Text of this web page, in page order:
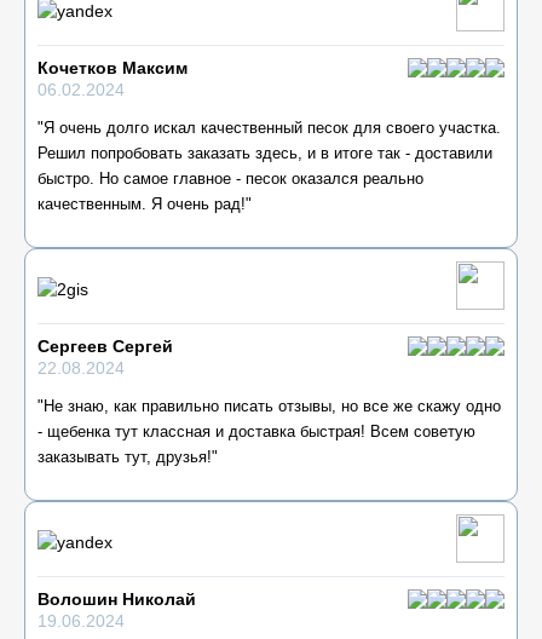
Кочетков Максим
06.02.2024
"Я очень долго искал качественный песок для своего участка.
Решил попробовать заказать здесь, и в итоге так - доставили
быстро. Но самое главное - песок оказался реально
качественным. Я очень рад!"
Сергеев Сергей
22.08.2024
"Не знаю, как правильно писать отзывы, но все же скажу одно
- щебенка тут классная и доставка быстрая! Всем советую
заказывать тут, друзья!"
Волошин Николай
19.06.2024